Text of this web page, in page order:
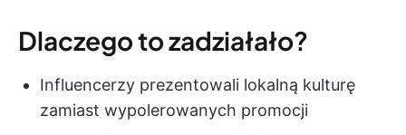
Dlaczego to zadziałało?
Influencerzy prezentowali lokalną kulturę
zamiast wypolerowanych promocji